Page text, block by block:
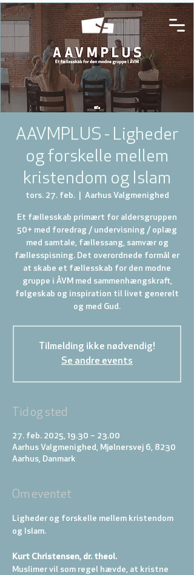
AAVMPLUS - Ligheder
og forskelle mellem
kristendom og Islam
tors. 27. feb.
  |
Aarhus Valgmenighed
Et fællesskab primært for aldersgruppen
50+ med foredrag / undervisning / oplæg
med samtale, fællessang, samvær og
fællesspisning. Det overordnede formål er
at skabe et fællesskab for den modne
gruppe i ÅVM med sammenhængskraft,
følgeskab og inspiration til livet generelt
Tilmelding ikke nødvendig!
Se andre events
Tid og sted
27. feb. 2025, 19.30 – 23.00
Aarhus Valgmenighed, Mjølnersvej 6, 8230
Aarhus, Danmark
Om eventet
Ligheder og forskelle mellem kristendom
og Islam.
Kurt Christensen, dr. theol.
Muslimer vil som regel hævde, at kristne